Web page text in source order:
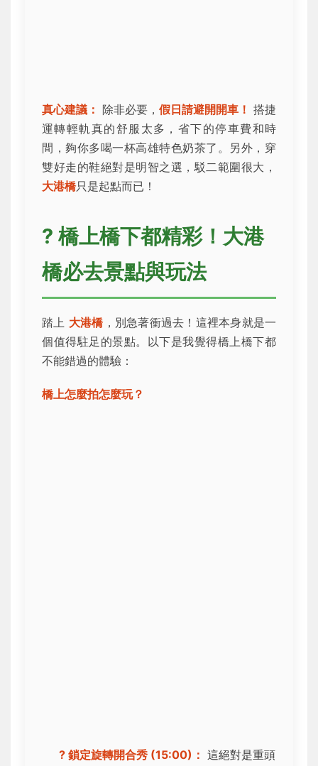
真心建議： 除非必要， 假日請避開開車！ 搭捷
運轉輕軌真的舒服太多，省下的停車費和時
間，夠你多喝一杯高雄特色奶茶了。另外，穿
雙好走的鞋絕對是明智之選，駁二範圍很大，
大港橋只是起點而已！
? 橋上橋下都精彩！大港
橋必去景點與玩法
踏上 大港橋，別急著衝過去！這裡本身就是一
個值得駐足的景點。以下是我覺得橋上橋下都
不能錯過的體驗：
橋上怎麼拍怎麼玩？
? 鎖定旋轉開合秀 (15:00)： 這絕對是重頭